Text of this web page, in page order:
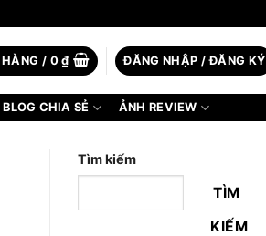
HÀNG / 0₫ ĐĂNG NHẬP / ĐĂNG KÝ
BLOG CHIA SẺ ẢNH REVIEW
Tìm kiếm
TÌM
KIẾM